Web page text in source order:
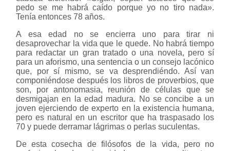
pedo se me habrá caído porque yo no tiro nada».
Tenía entonces 78 años.
A esa edad no se encierra uno para tirar ni
desaprovechar la vida que le quede. No habrá tiempo
para redactar un gran tratado o una novela, pero sí
para un aforismo, una sentencia o un consejo lacónico
que, por sí mismo, se va desprendiéndo. Así van
componiéndose después los libros de proverbios, que
son, por antonomasia, reunión de células que se
desmigajan en la edad madura. No se concibe a un
joven ejerciendo de experto en la existencia humana,
pero es natural en un escritor que ha traspasado los
70 y puede derramar lágrimas o perlas suculentas.
De esta cosecha de filósofos de la vida, pero no